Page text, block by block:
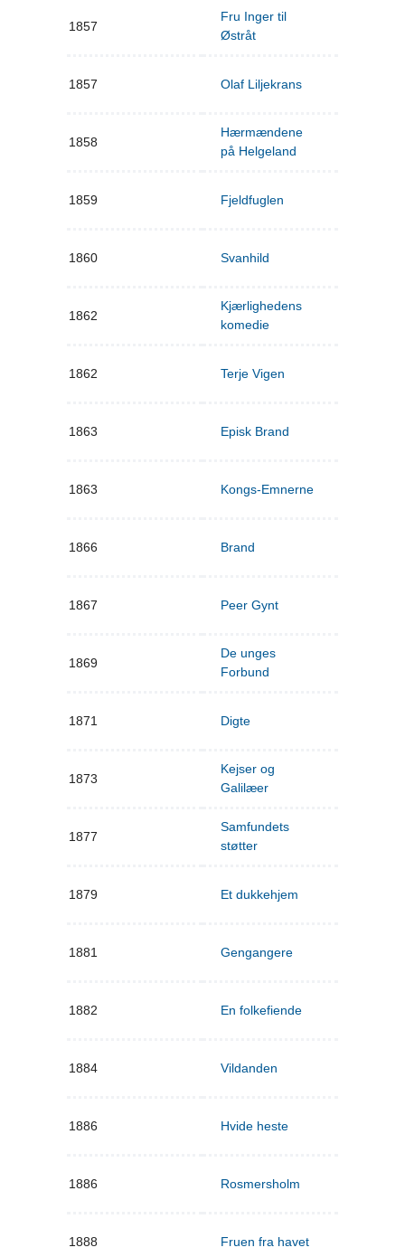
1857
Fru Inger til
Østråt
1857 Olaf Liljekrans
1858
Hærmændene
på Helgeland
1859 Fjeldfuglen
1860 Svanhild
1862
Kjærlighedens
komedie
1862 Terje Vigen
1863 Episk Brand
1863 Kongs-Emnerne
1866 Brand
1867 Peer Gynt
1869
De unges
Forbund
1871 Digte
1873
Kejser og
Galilæer
1877
Samfundets
støtter
1879 Et dukkehjem
1881 Gengangere
1882 En folkefiende
1884 Vildanden
1886 Hvide heste
1886 Rosmersholm
1888 Fruen fra havet